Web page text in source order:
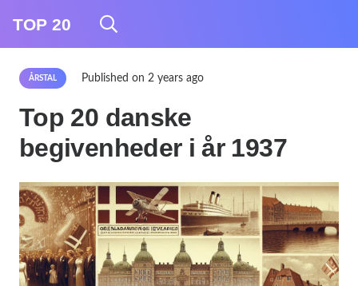
TOP 20
ÅRSTAL Published on2 years ago
Top 20 danske
begivenheder i år 1937